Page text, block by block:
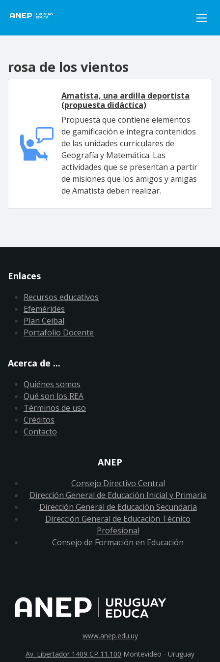
rosa de los vientos
Amatista, una ardilla deportista
(propuesta didáctica)
Propuesta que contiene elementos
de gamificación e integra contenidos
de las unidades curriculares de
Geografía y Matemática. Las
actividades que se presentan a partir
de misiones que los amigos y amigas
de Amatista deben realizar.
Enlaces
Recursos educativos
Efemérides
Plan Ceibal
Portafolio Docente
Acerca de ...
Quiénes somos
Qué son los REA
Términos de uso
Créditos
Contacto
ANEP
Consejo Directivo Central
Dirección General de Educación Inicial y Primaria
Dirección General de Educación Secundaria
Dirección General de Educación Técnico
Profesional
Consejo de Formación en Educación
www.anep.edu.uy
Av. Libertador 1409 CP 11.100 Montevideo - Uruguay